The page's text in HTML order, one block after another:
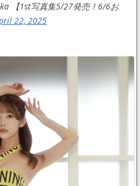
【1st写真集5/27発売！6/6お
22, 2025